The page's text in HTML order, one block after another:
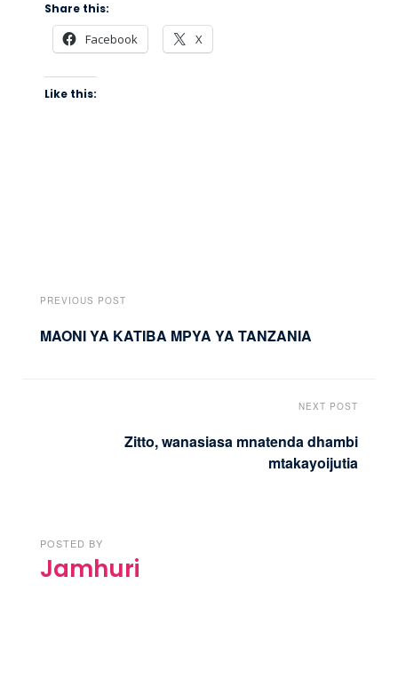
Share this:
Facebook X
Like this:
PREVIOUS POST
MAONI YA KATIBA MPYA YA TANZANIA
NEXT POST
Zitto, wanasiasa mnatenda dhambi
mtakayoijutia
POSTED BY
Jamhuri